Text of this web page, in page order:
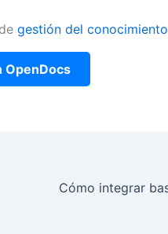
gestión del conocimiento
OpenDocs